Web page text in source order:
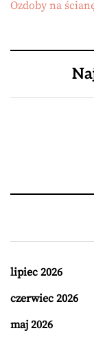
Ozdoby na
lipiec 2026
czerwiec 2026
maj 2026